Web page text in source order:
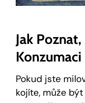
Jak
Konzumaci
Pokud jste
kojíte, může